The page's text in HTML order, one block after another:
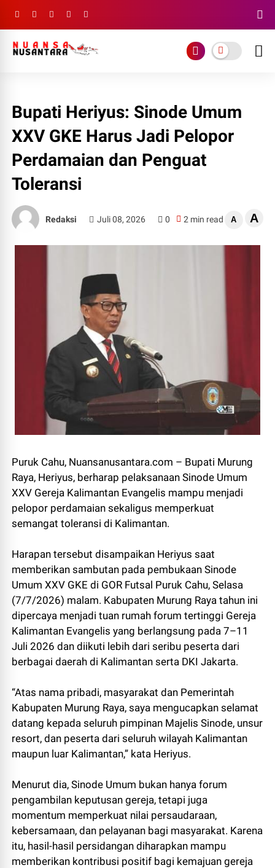
Bupati Heriyus: Sinode Umum
XXV GKE Harus Jadi Pelopor
Perdamaian dan Penguat
Toleransi
Redaksi Juli 08, 2026 0 2 min read A A
Puruk Cahu, Nuansanusantara.com – Bupati Murung
Raya, Heriyus, berharap pelaksanaan Sinode Umum
XXV Gereja Kalimantan Evangelis mampu menjadi
pelopor perdamaian sekaligus memperkuat
semangat toleransi di Kalimantan.
Harapan tersebut disampaikan Heriyus saat
memberikan sambutan pada pembukaan Sinode
Umum XXV GKE di GOR Futsal Puruk Cahu, Selasa
(7/7/2026) malam. Kabupaten Murung Raya tahun ini
dipercaya menjadi tuan rumah forum tertinggi Gereja
Kalimantan Evangelis yang berlangsung pada 7–11
Juli 2026 dan diikuti lebih dari seribu peserta dari
berbagai daerah di Kalimantan serta DKI Jakarta.
“Atas nama pribadi, masyarakat dan Pemerintah
Kabupaten Murung Raya, saya mengucapkan selamat
datang kepada seluruh pimpinan Majelis Sinode, unsur
resort, dan peserta dari seluruh wilayah Kalimantan
maupun luar Kalimantan,” kata Heriyus.
Menurut dia, Sinode Umum bukan hanya forum
pengambilan keputusan gereja, tetapi juga
momentum memperkuat nilai persaudaraan,
kebersamaan, dan pelayanan bagi masyarakat. Karena
itu, hasil-hasil persidangan diharapkan mampu
memberikan kontribusi positif bagi kemajuan gereja